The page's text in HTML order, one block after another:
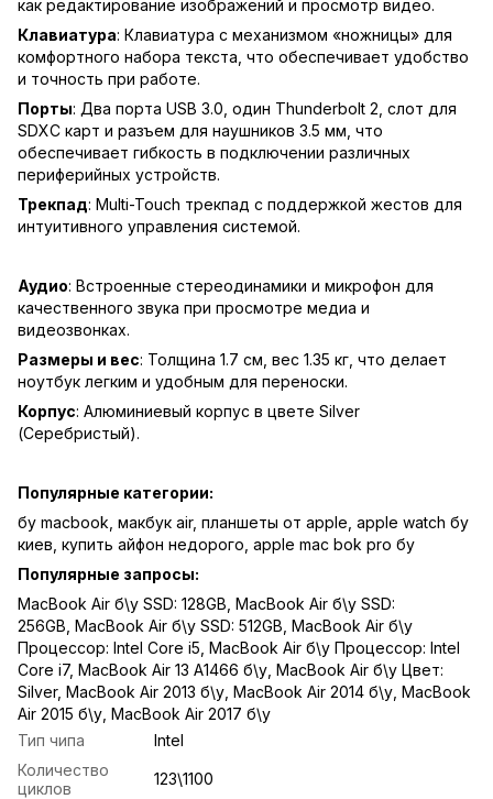
как редактирование изображений и просмотр видео.
Клавиатура: Клавиатура с механизмом «ножницы» для
комфортного набора текста, что обеспечивает удобство
и точность при работе.
Порты: Два порта USB 3.0, один Thunderbolt 2, слот для
SDXC карт и разъем для наушников 3.5 мм, что
обеспечивает гибкость в подключении различных
периферийных устройств.
Трекпад: Multi-Touch трекпад с поддержкой жестов для
интуитивного управления системой.
Аудио: Встроенные стереодинамики и микрофон для
качественного звука при просмотре медиа и
видеозвонках.
Размеры и вес: Толщина 1.7 см, вес 1.35 кг, что делает
ноутбук легким и удобным для переноски.
Корпус: Алюминиевый корпус в цвете Silver
(Серебристый).
Популярные категории:
бу macbook макбук air, планшеты от apple apple watch бу
киев купить айфон недорого apple mac bok pro бу
Популярные запросы:
MacBook Air б\у SSD: 128GB MacBook Air б\у SSD:
256GB MacBook Air б\у SSD: 512GB MacBook Air б\у
Процессор: Intel Core i5 MacBook Air б\у Процессор: Intel
Core i7, MacBook Air 13 A1466 б\у MacBook Air б\у Цвет:
Silver, MacBook Air 2013 б\у MacBook Air 2014 б\у MacBook
Air 2015 б\у MacBook Air 2017 б\у
Тип чипа
Intel
Количество
циклов
123\1100